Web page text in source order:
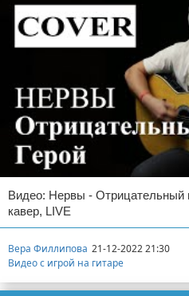
Видео: Нервы - Отрицательный
кавер, LIVE
Вера Филлипова 21-12-2022 21:30
Видео с игрой на гитаре